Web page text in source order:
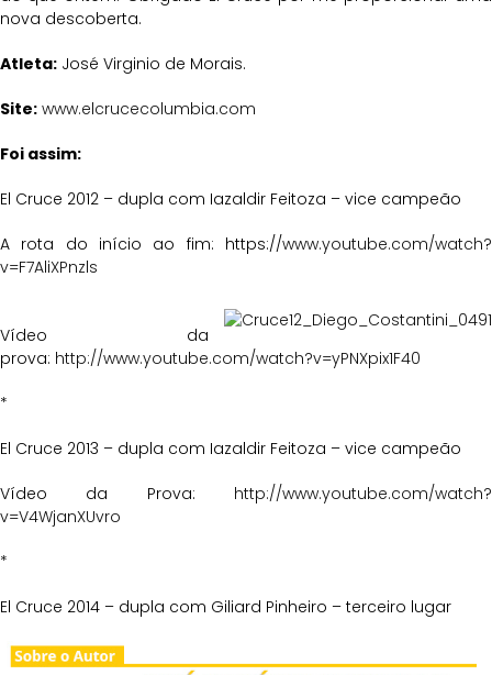
nova descoberta.
Atleta: José Virginio de Morais.
Site: www.elcrucecolumbia.com
Foi assim:
El Cruce 2012 – dupla com Iazaldir Feitoza – vice campeão
A rota do início ao fim: https://www.youtube.com/watch?
v=F7AliXPnzls
Vídeo da
prova: http://www.youtube.com/watch?v=yPNXpix1F40
*
El Cruce 2013 – dupla com Iazaldir Feitoza – vice campeão
Vídeo da Prova: http://www.youtube.com/watch?
v=V4WjanXUvro
*
El Cruce 2014 – dupla com Giliard Pinheiro – terceiro lugar